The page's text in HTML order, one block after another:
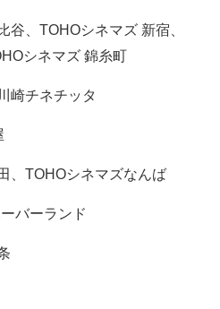
谷、TOHOシネマズ 新宿、
シネマズ 錦糸町
崎チネチッタ
、TOHOシネマズなんば
バーランド